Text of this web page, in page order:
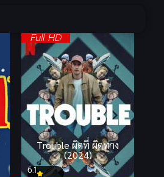
Full HD
Trouble ผิดที่ ผิดทาง
(2024)
6.1